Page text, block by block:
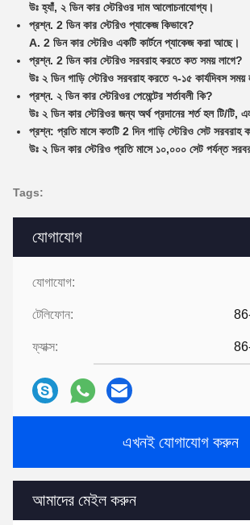
যোগাযোগ
যোগাযোগ:
টেলিফোন:
ফ্যাক্স:
এখনই যোগাযোগ করুন
আমাদের মেইল ​​করুন
উঃ হ্যাঁ, ২ ডিন কার স্টেরিওর দাম আলোচনাযোগ্য।
প্রশ্ন. 2 ডিন কার স্টেরিও প্যাকেজ কিভাবে?
A. 2 ডিন কার স্টেরিও একটি কার্টনে প্যাকেজ করা আছে।
প্রশ্ন. 2 ডিন কার স্টেরিও সরবরাহ করতে কত সময় লাগে?
উঃ ২ ডিন গাড়ি স্টেরিও সরবরাহ করতে ৭-১৫ কার্যদিবস সময়
প্রশ্ন. ২ ডিন কার স্টেরিওর পেমেন্টের শর্তাবলী কি?
উঃ ২ ডিন কার স্টেরিওর জন্য অর্থ প্রদানের শর্ত হল টি/টি,
প্রশ্ন: প্রতি মাসে কতটি 2 দিন গাড়ি স্টেরিও সেট সরবরাহ
উঃ ২ ডিন কার স্টেরিও প্রতি মাসে ১০,০০০ সেট পর্যন্ত
Tags: